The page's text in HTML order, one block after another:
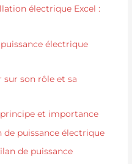
électrique Excel :
électrique
sur son rôle et sa
et importance
de puissance électrique
de puissance